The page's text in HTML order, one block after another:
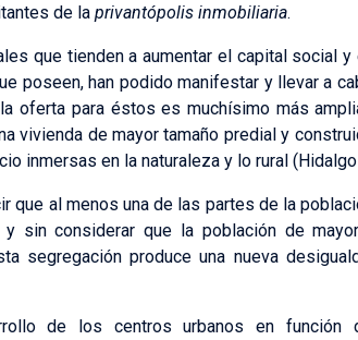
de la privantópolis inmobiliaria.
que tienden a aumentar el capital social
poseen, han podido manifestar y llevar a
oferta para éstos es muchísimo más
vivienda de mayor tamaño predial y
inmersas en la naturaleza y lo rural (Hidalgo
que al menos una de las partes de la
sin considerar que la población de
segregación produce una nueva
de los centros urbanos en función